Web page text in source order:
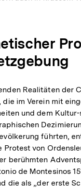
Realitäten der
die im Verein mit
und dem
führten,
Protest von
berühmten
de Montesinos
die als „der erste